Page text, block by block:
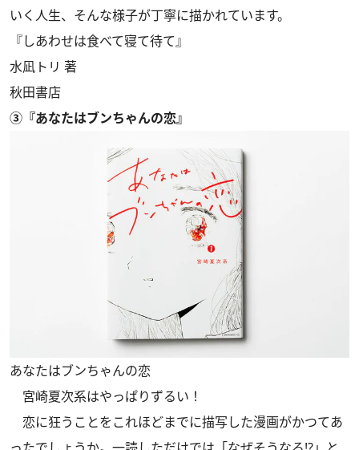
いく人生、そんな様子が丁寧に描かれています。
『しあわせは食べて寝て待て』
水凪トリ 著
秋田書店
③『あなたはブンちゃんの恋』
あなたはブンちゃんの恋
宮崎夏次系はやっぱりずるい！
恋に狂うことをこれほどまでに描写した漫画がかつてあ